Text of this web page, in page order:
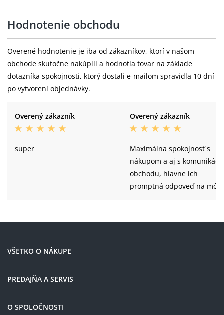
Hodnotenie obchodu
Overené hodnotenie je iba od zákazníkov, ktorí v našom
obchode skutočne nakúpili a hodnotia tovar na základe
dotazníka spokojnosti, ktorý dostali e-mailom spravidla 10 dní
po vytvorení objednávky.
Overený zákazník
super
Overený zákazník
Maximálna spokojnosť s
nákupom a aj s
obchodu, hlavne ich
promptná odpoveď na môj
VŠETKO O NÁKUPE
PREDAJŇA A SERVIS
O SPOLOČNOSTI